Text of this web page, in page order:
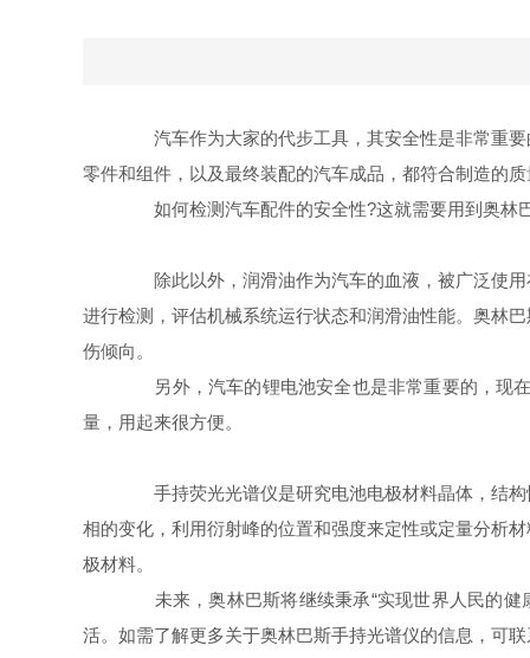
汽车作为大家的代步工具，其安全性是非常重要
零件和组件，以及最终装配的汽车成品，都符合制造的
如何检测汽车配件的安全性?这就需要用到奥林
除此以外，润滑油作为汽车的血液，被广泛使用
进行检测，评估机械系统运行状态和润滑油性能。奥林
伤倾向。
另外，汽车的锂电池安全也是非常重要的，现在
量，用起来很方便。
手持荧光光谱仪是研究电池电极材料晶体，结构
相的变化，利用衍射峰的位置和强度来定性或定量分析
极材料。
未来，奥林巴斯将继续秉承“实现世界人民的健
活。如需了解更多关于奥林巴斯手持光谱仪的信息，可